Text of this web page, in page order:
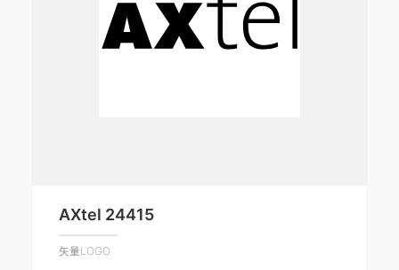
AXtel 24415
矢量LOGO